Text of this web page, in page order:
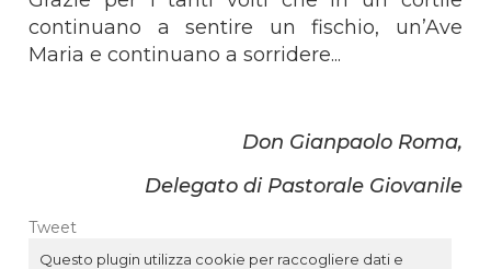
continuano a sentire un fischio, un’Ave
Maria e continuano a sorridere...
Don Gianpaolo Roma,
Delegato di Pastorale Giovanile
Tweet
Questo plugin utilizza cookie per raccogliere dati e